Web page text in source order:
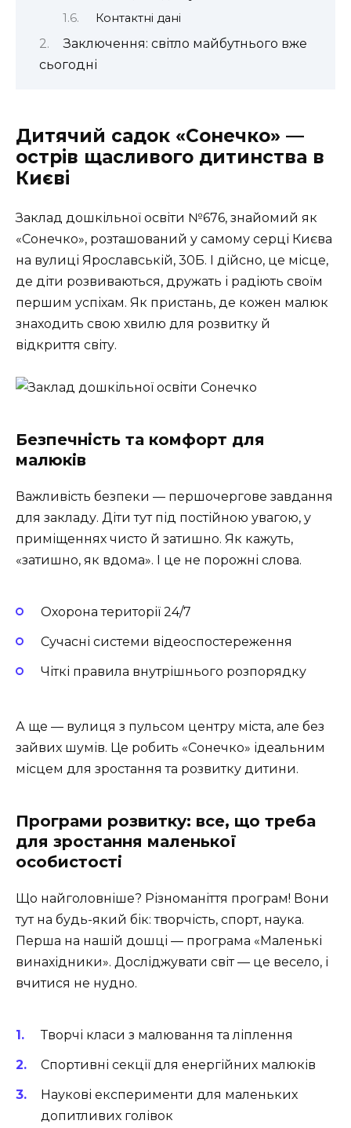
Контактні дані
Заключення: світло майбутнього вже
сьогодні
Дитячий садок «Сонечко» —
острів щасливого дитинства в
Києві
Заклад дошкільної освіти №676, знайомий як
«Сонечко», розташований у самому серці Києва
на вулиці Ярославській, 30Б. І дійсно, це місце,
де діти розвиваються, дружать і радіють своїм
першим успіхам. Як пристань, де кожен малюк
знаходить свою хвилю для розвитку й
відкриття світу.
Безпечність та комфорт для
малюків
Важливість безпеки — першочергове завдання
для закладу. Діти тут під постійною увагою, у
приміщеннях чисто й затишно. Як кажуть,
«затишно, як вдома». І це не порожні слова.
Охорона території 24/7
Сучасні системи відеоспостереження
Чіткі правила внутрішнього розпорядку
А ще — вулиця з пульсом центру міста, але без
зайвих шумів. Це робить «Сонечко» ідеальним
місцем для зростання та розвитку дитини.
Програми розвитку: все, що треба
для зростання маленької
особистості
Що найголовніше? Різноманіття програм! Вони
тут на будь-який бік: творчість, спорт, наука.
Перша на нашій дошці — програма «Маленькі
винахідники». Досліджувати світ — це весело, і
вчитися не нудно.
Творчі класи з малювання та ліплення
Спортивні секції для енергійних малюків
Наукові експерименти для маленьких
допитливих голівок